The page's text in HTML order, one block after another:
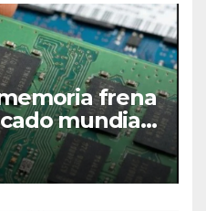
frena
mundial